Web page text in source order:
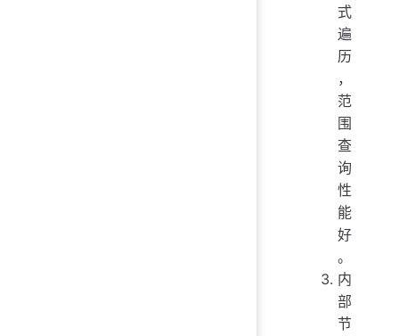
式
遍
历
，
范
围
查
询
性
能
好
。
内
部
节